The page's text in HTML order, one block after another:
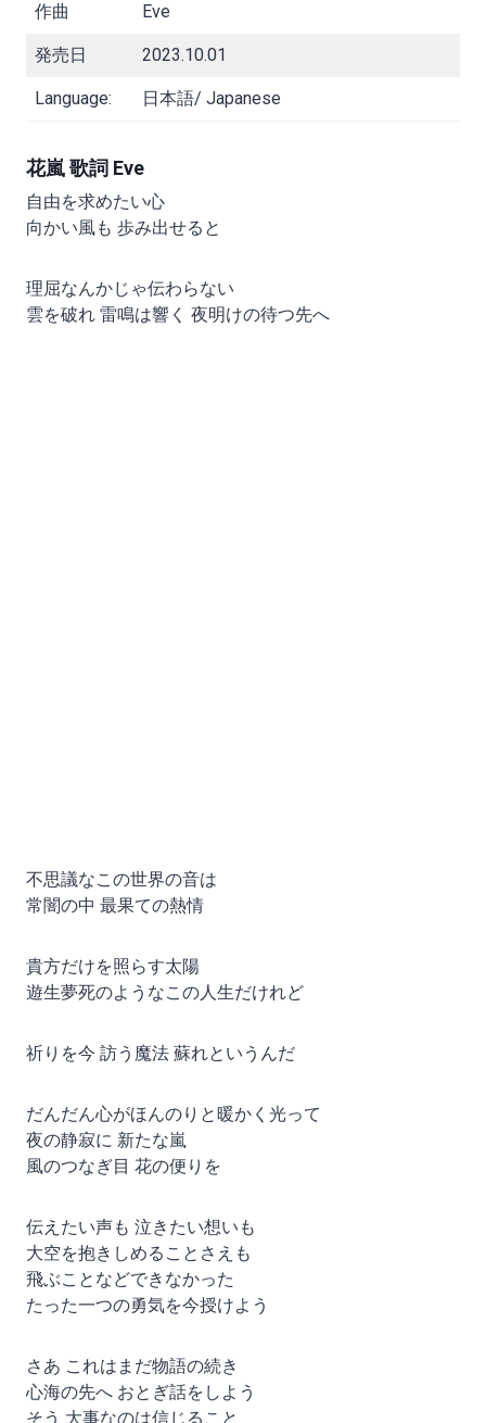
作曲 Eve
発売日 2023.10.01
Language: 日本語/ Japanese
花嵐 歌詞 Eve
自由を求めたい心
向かい風も 歩み出せると
理屈なんかじゃ伝わらない
雲を破れ 雷鳴は響く 夜明けの待つ先へ
不思議なこの世界の音は
常闇の中 最果ての熱情
貴方だけを照らす太陽
遊生夢死のようなこの人生だけれど
祈りを今 訪う魔法 蘇れというんだ
だんだん心がほんのりと暖かく光って
夜の静寂に 新たな嵐
風のつなぎ目 花の便りを
伝えたい声も 泣きたい想いも
大空を抱きしめることさえも
飛ぶことなどできなかった
たった一つの勇気を今授けよう
さあ これはまだ物語の続き
心海の先へ おとぎ話をしよう
そう 大事なのは信じること